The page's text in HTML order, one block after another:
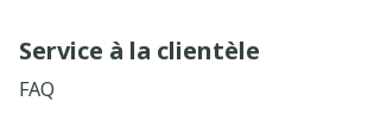
Service à la clientèle
FAQ